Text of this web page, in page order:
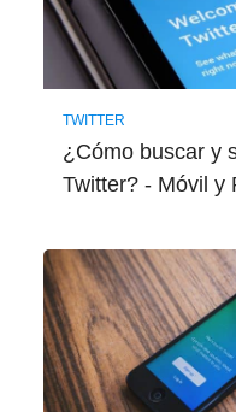
TWITTER
¿Cómo buscar y
Twitter? - Móvil y